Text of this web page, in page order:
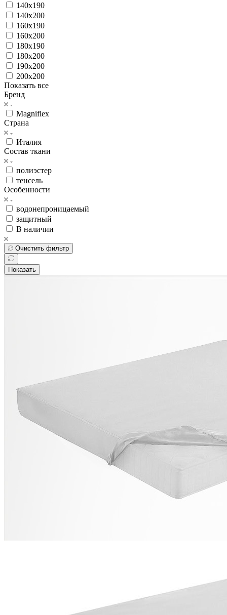
140x190
140x200
160x190
160x200
180x190
180x200
190x200
200x200
Показать все
Бренд
Magniflex
Страна
Италия
Состав ткани
полиэстер
тенсель
Особенности
водонепроницаемый
защитный
В наличии
Очистить фильтр
Показать